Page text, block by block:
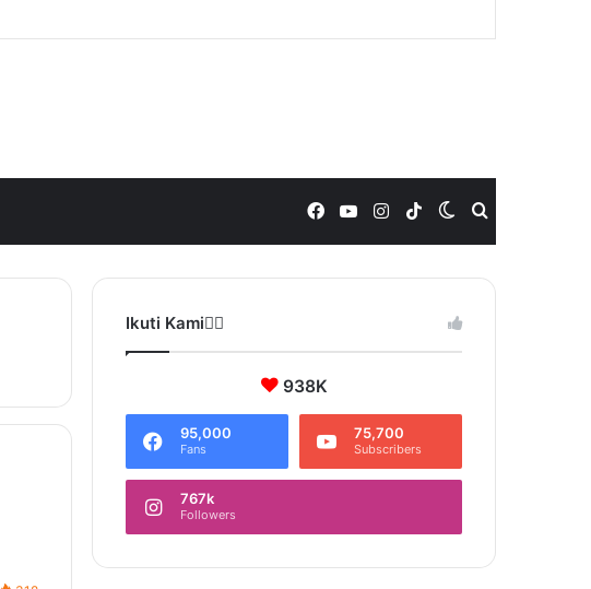
Switch
skin
TikTok
Instagram
YouTube
Facebook
Ikuti Kami❤️‍🔥
938K
95,000
Fans
75,700
Subscribers
767k
Followers